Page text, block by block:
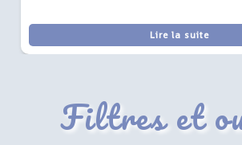
Lire la suite
Filtres et